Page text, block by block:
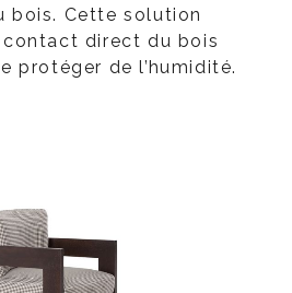
bois. Cette solution
contact direct du bois
protéger de l’humidité.